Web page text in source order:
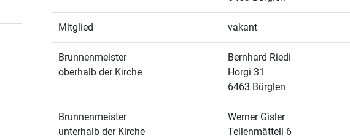
Mitglied vakant
Brunnenmeister
oberhalb der Kirche
Bernhard Riedi
Horgi 31
6463 Bürglen
Brunnenmeister
unterhalb der Kirche
Werner Gisler
Tellenmätteli 6